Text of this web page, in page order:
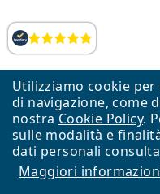
Utilizziamo cookie
di navigazione, come
nostra Cookie Policy.
sulle modalità e
dati personali
Maggiori
Valutazione